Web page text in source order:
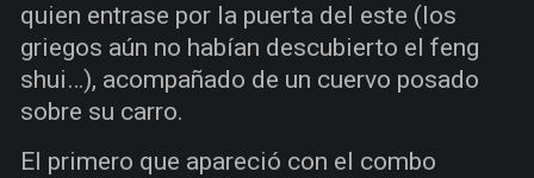
quien entrase por la puerta del este (los
griegos aún no habían descubierto el feng
shui…), acompañado de un cuervo posado
sobre su carro.
El primero que apareció con el combo